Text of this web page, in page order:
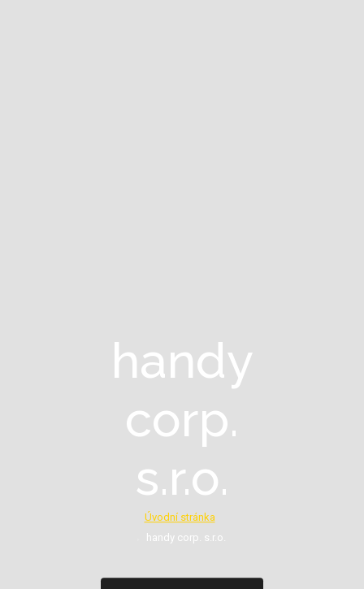
handy
corp.
s.r.o.
Úvodní stránka
handy corp. s.r.o.